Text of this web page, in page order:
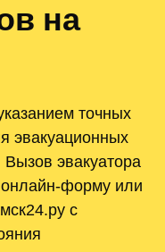
на
точных
эвакуационных
эвакуатора
онлайн-форму или
с